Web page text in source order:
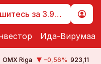
Подпишитесь за 3.99 €
Ида-Вирумаа
OMX Riga −0,56% 923,11